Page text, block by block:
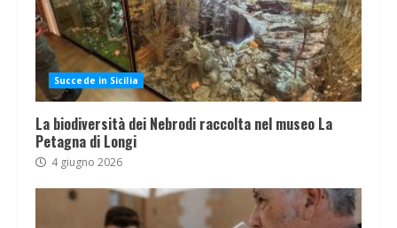
Succede in Sicilia
La biodiversità dei Nebrodi raccolta nel museo La
Petagna di Longi
4 giugno 2026